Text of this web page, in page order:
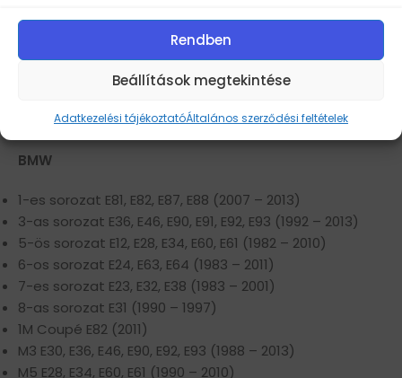
Rendben
Beállítások megtekintése
Adatkezelési tájékoztatóÁltalános szerződési feltételek
Anyaga: alumínium
Az átmenő távtartók 25mm 5×120 72.6, hosszú
kompatibilis autók listája:
BMW
1-es sorozat E81, E82, E87, E88 (2007 – 2013)
3-as sorozat E36, E46, E90, E91, E92, E93 (1992 – 2013)
5-ös sorozat E12, E28, E34, E60, E61 (1982 – 2010)
6-os sorozat E24, E63, E64 (1983 – 2011)
7-es sorozat E23, E32, E38 (1983 – 2001)
8-as sorozat E31 (1990 – 1997)
1M Coupé E82 (2011)
M3 E30, E36, E46, E90, E92, E93 (1988 – 2013)
M5 E28, E34, E60, E61 (1990 – 2010)